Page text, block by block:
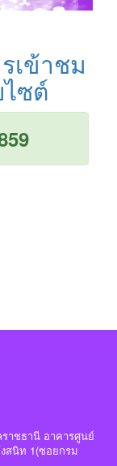
เข้าชม
ไซต์
าชธานี อาคารศูนย์
สนิท 1(ซอยกรม